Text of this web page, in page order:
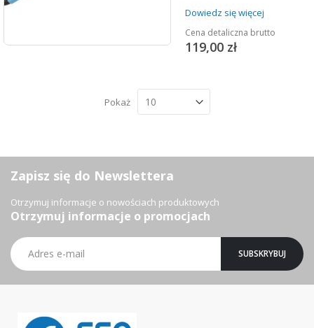
Dowiedz się więcej
Cena detaliczna brutto
119,00 zł
Pokaż
Zapisz się do Newslettera
Otrzymuj informacje o nowościach produktowych
Otrzymuj informacje o promocjach
Subskrybuj
nasz
newsletter:
SUBSKRYBUJ